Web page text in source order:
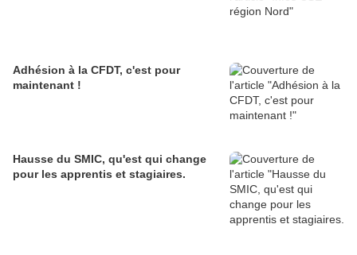
Adhésion à la CFDT, c'est pour
maintenant !
Hausse du SMIC, qu'est qui change
pour les apprentis et stagiaires.